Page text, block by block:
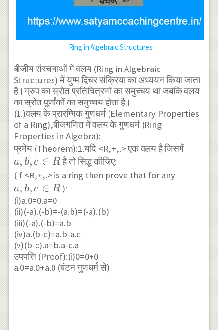
Ring in Algebraic Structures
बीजीय संरचनाओं में वलय (Ring in Algebraic
Structures) में युग्म द्विचर संक्रिया का अध्ययन किया जाता
है।ग्रुप का स्रोत प्रतिचित्रणों का समुच्चय था जबकि वलय
का स्रोत पूर्णांकों का समुच्चय होता है।
(1.)वलय के प्रारम्भिक गुणधर्म (Elementary Properties
of a Ring),बीजगणित में वलय के गुणधर्म (Ring
Properties in Algebra):
प्रमेय (Theorem):1.यदि <R,+,.> एक वलय है जिसमेंa,
a, b, c ∈ Rहै तो सिद्ध कीजिए:
(If <R,+,.> is a ring then prove that for anya,
a, b, c ∈ R):
(i)a.0=0.a=0
(ii)(-a).(-b)=-(a.b)=(-a).(b)
(iii)(-a).(-b)=a.b
(iv)a.(b-c)=a.b-a.c
(v)(b-c).a=b.a-c.a
उपपत्ति (Proof):(i)0=0+0
a.0=a.0+a.0 (बंटन गुणधर्म से)